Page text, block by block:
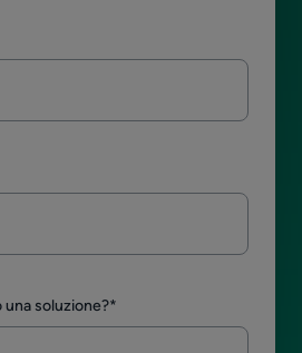
una soluzione?*